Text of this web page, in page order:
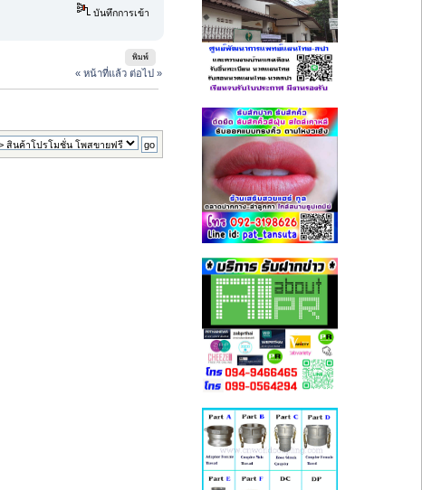
บันทึกการเข้า
พิมพ์
« หน้าที่แล้ว ต่อไป »